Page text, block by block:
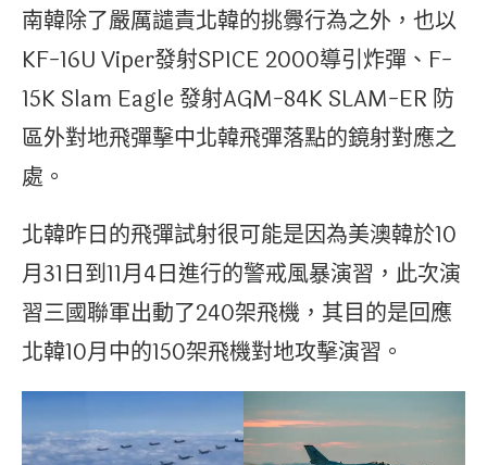
南韓除了嚴厲譴責北韓的挑釁行為之外，也以
KF-16U Viper發射SPICE 2000導引炸彈、F-
15K Slam Eagle 發射AGM-84K SLAM-ER 防
區外對地飛彈擊中北韓飛彈落點的鏡射對應之
處。
北韓昨日的飛彈試射很可能是因為美澳韓於10
月31日到11月4日進行的警戒風暴演習，此次演
習三國聯軍出動了240架飛機，其目的是回應
北韓10月中的150架飛機對地攻擊演習。